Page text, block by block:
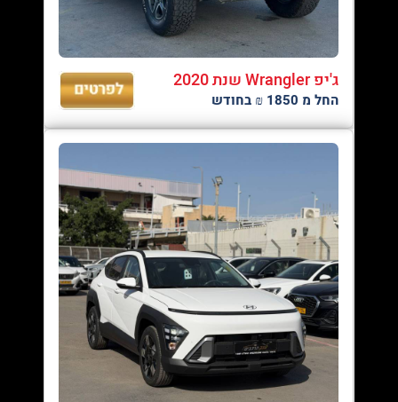
ג'יפ Wrangler שנת 2020
החל מ 1850 ₪ בחודש